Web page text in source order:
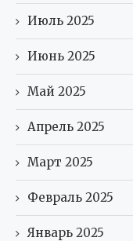
Июль 2025
Июнь 2025
Май 2025
Апрель 2025
Март 2025
Февраль 2025
Январь 2025